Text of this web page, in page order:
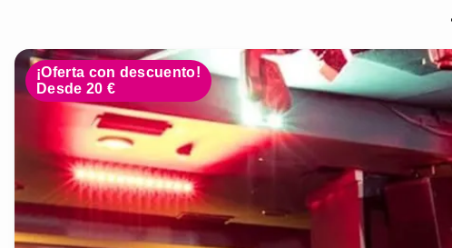
¡Oferta con descuento!
Desde 20 €